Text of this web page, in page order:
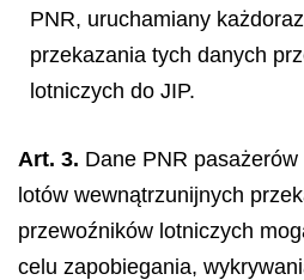
PNR, uruchamiany
przekazania tych danych
lotniczych do JIP.
Art. 3. Dane PNR
lotów wewnątrzunijnych
przewoźników lotniczych
celu zapobiegania,